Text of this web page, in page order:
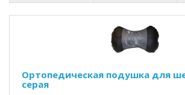
Ортопедическая подушка для
серая